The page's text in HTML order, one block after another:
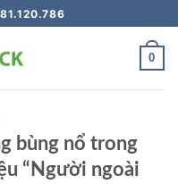
0
bùng nổ trong
“Người ngoài